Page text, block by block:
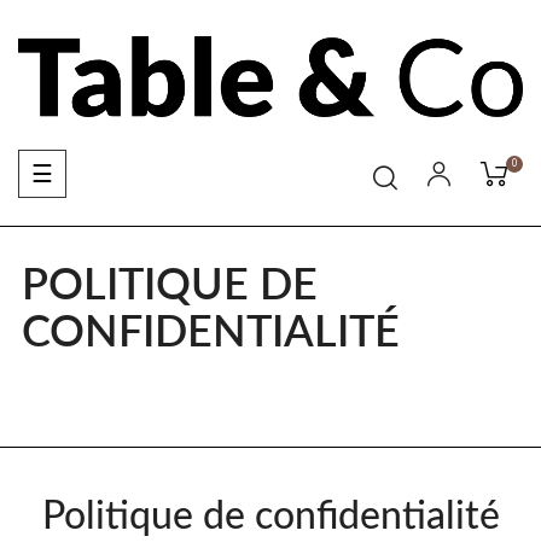
Basculer
la
navigation
☰ 0
POLITIQUE DE
CONFIDENTIALITÉ
Politique de confidentialité